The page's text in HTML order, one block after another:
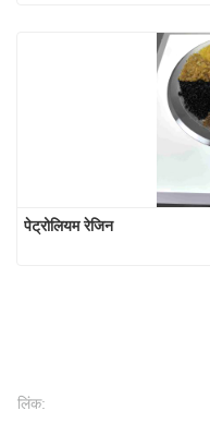
पेट्रोलियम रेजिन
लिंक: